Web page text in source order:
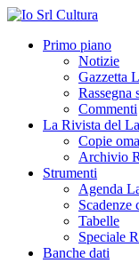
Primo piano
Notizie
Gazzetta
Rassegna
Commenti
La Rivista del
Copie
Archivio
Strumenti
Agenda
Scadenze
Tabelle
Speciale
Banche dati